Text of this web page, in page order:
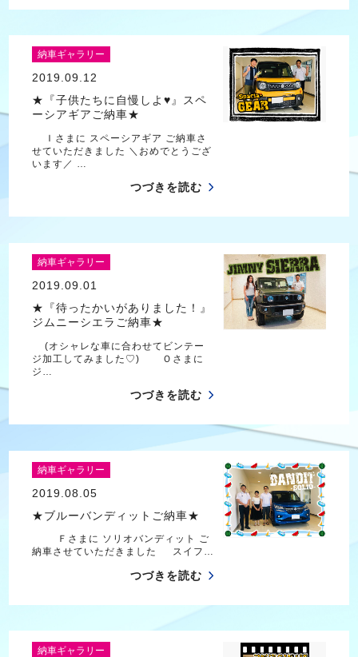
納車ギャラリー
2019.09.12
★『子供たちに自慢しよ♥』スペ
ーシアギアご納車★
Ｉさまに スペーシアギア ご納車さ
せていただきました ＼おめでとうござ
います／ …
つづきを読む
納車ギャラリー
2019.09.01
★『待ったかいがありました！』
ジムニーシエラご納車★
(オシャレな車に合わせてビンテー
ジ加工してみました♡) Ｏさまに
ジ…
つづきを読む
納車ギャラリー
2019.08.05
★ブルーバンディットご納車★
Ｆさまに ソリオバンディット ご
納車させていただきました スイフ…
つづきを読む
納車ギャラリー